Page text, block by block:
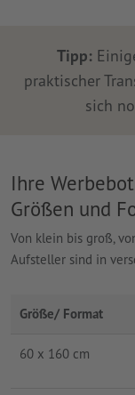
Tipp:
praktischer
sich
Ihre
Größen und
Von klein bis groß,
Aufsteller sind in
Größe/ Format
60 x 160 cm